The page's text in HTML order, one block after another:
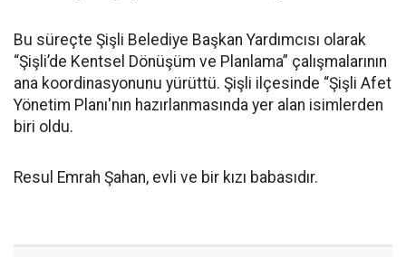
Bu süreçte Şişli Belediye Başkan Yardımcısı olarak
“Şişli’de Kentsel Dönüşüm ve Planlama” çalışmalarının
ana koordinasyonunu yürüttü. Şişli ilçesinde “Şişli Afet
Yönetim Planı'nın hazırlanmasında yer alan isimlerden
biri oldu.
Resul Emrah Şahan, evli ve bir kızı babasıdır.